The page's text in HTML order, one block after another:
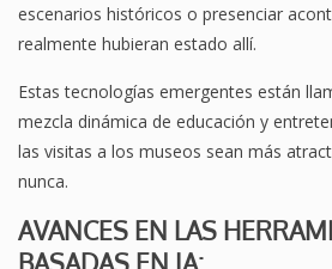
escenarios históricos o presenciar
realmente hubieran estado allí.
Estas tecnologías emergentes están
mezcla dinámica de educación y
las visitas a los museos sean más
nunca.
AVANCES EN LAS